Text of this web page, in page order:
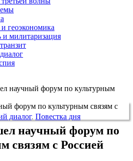
геоэкономика
и милитаризация
научный форум по культурным
диалог, Повестка дня
научный форум по
связям с Россией